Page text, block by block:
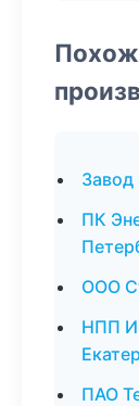
ПК
ООО
НПП
ПАО